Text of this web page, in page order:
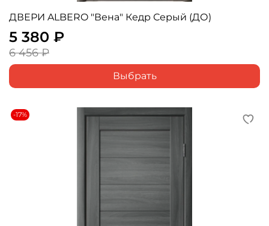
ДВЕРИ ALBERO "Вена" Кедр Серый (ДО)
5 380 ₽
6 456 ₽
Выбрать
-17%